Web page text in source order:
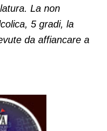
La non
5 gradi, la
da affiancare a